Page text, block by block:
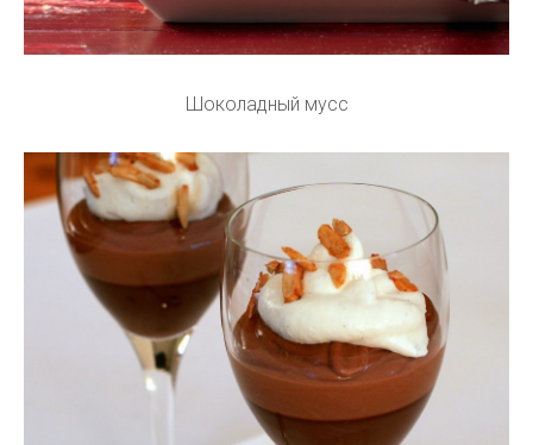
Шоколадный мусс